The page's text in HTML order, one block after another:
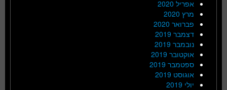
אפריל 2020
מרץ 2020
פברואר 2020
דצמבר 2019
נובמבר 2019
אוקטובר 2019
ספטמבר 2019
אוגוסט 2019
יולי 2019